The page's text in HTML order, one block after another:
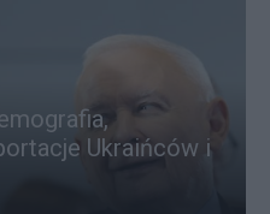
Ukraińców i